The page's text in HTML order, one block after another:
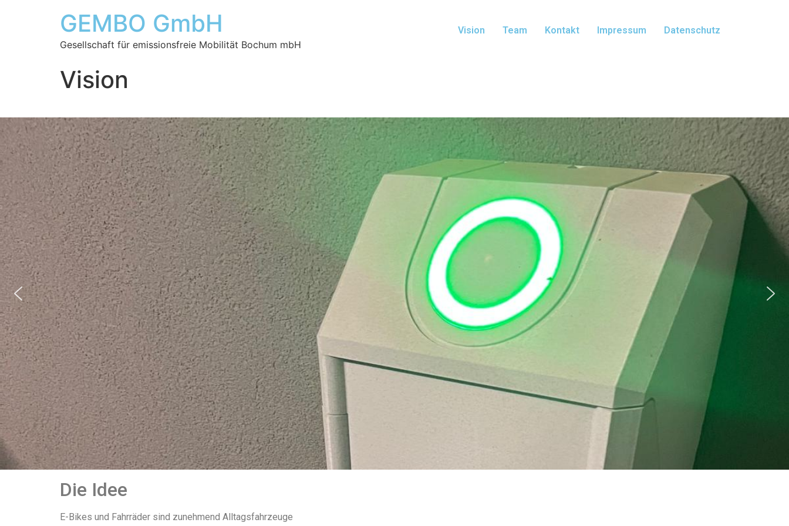
GEMBO GmbH
Gesellschaft für emissionsfreie Mobilität Bochum mbH
Vision Team Kontakt Impressum Datenschutz
Vision
Die Idee
E-Bikes und Fahrräder sind zunehmend Alltagsfahrzeuge